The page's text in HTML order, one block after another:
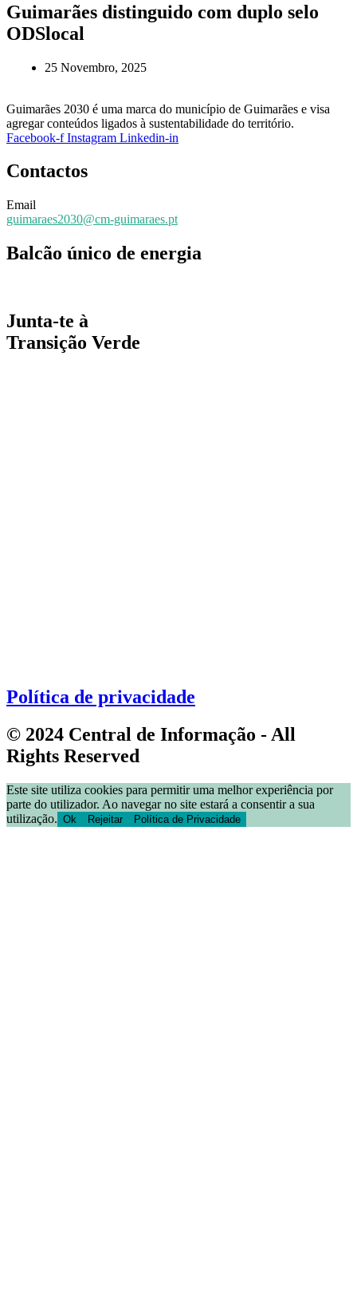
Guimarães distinguido com duplo selo
ODSlocal
25 Novembro, 2025
Guimarães 2030 é uma marca do município de Guimarães e visa
agregar conteúdos ligados à sustentabilidade do território.
Facebook-f Instagram Linkedin-in
Contactos
Email
guimaraes2030@cm-guimaraes.pt
Balcão único de energia
Junta-te à
Transição Verde
Política de privacidade
© 2024 Central de Informação - All
Rights Reserved
Este site utiliza cookies para permitir uma melhor experiência por
parte do utilizador. Ao navegar no site estará a consentir a sua
utilização. Ok Rejeitar Política de Privacidade